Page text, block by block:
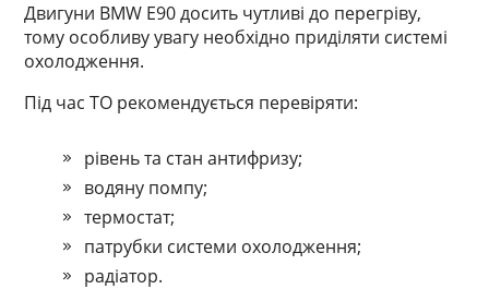
Двигуни BMW E90 досить чутливі до перегріву,
тому особливу увагу необхідно приділяти системі
охолодження.
Під час ТО рекомендується перевіряти:
рівень та стан антифризу;
водяну помпу;
термостат;
патрубки системи охолодження;
радіатор.